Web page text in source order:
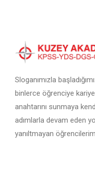
Sloganımızla
binlerce öğrenciye
anahtarını sunmaya
adımlarla devam eden
yanıltmayan